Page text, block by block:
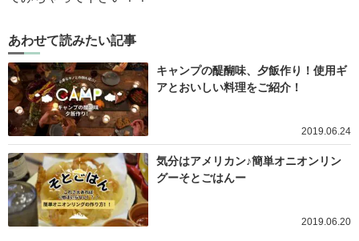
あわせて読みたい記事
キャンプの醍醐味、夕飯作り！使用ギ
アとおいしい料理をご紹介！
2019.06.24
気分はアメリカン♪簡単オニオンリン
グーそとごはんー
2019.06.20